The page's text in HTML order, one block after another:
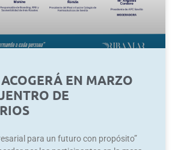
EN MARZO
DE
para un futuro con propósito”